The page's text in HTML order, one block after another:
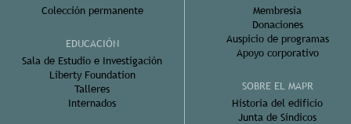
Colección permanente
EDUCACIÓN
Sala de Estudio e Investigación
Liberty Foundation
Talleres
Internados
Membresía
Donaciones
Auspicio de programas
Apoyo corporativo
SOBRE EL MAPR
Historia del edificio
Junta de Síndicos